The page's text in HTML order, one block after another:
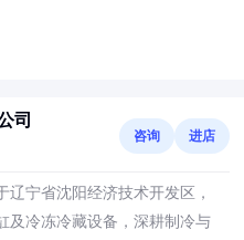
司
咨询 进店
宁省沈阳经济技术开发区，
及冷冻冷藏设备，深耕制冷与